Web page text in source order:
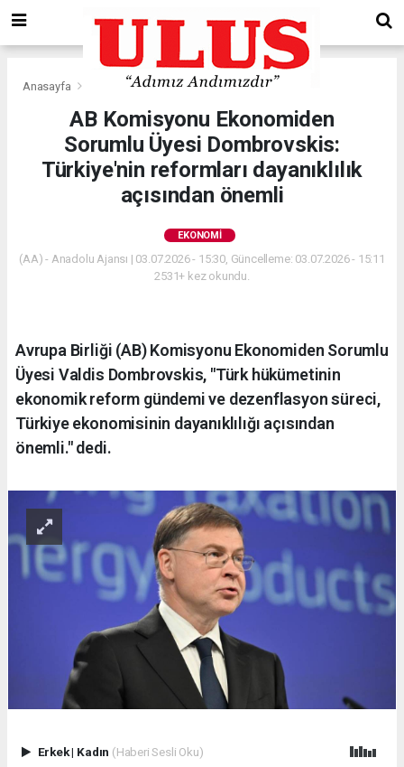
Anasayfa Ekonomi
AB Komisyonu Ekonomiden
Sorumlu Üyesi Dombrovskis:
Türkiye'nin reformları dayanıklılık
açısından önemli
EKONOMI
(AA) - Anadolu Ajansı | 03.07.2026 - 15:30, Güncelleme: 03.07.2026 - 15:11
2531+ kez okundu.
Avrupa Birliği (AB) Komisyonu Ekonomiden Sorumlu
Üyesi Valdis Dombrovskis, "Türk hükümetinin
ekonomik reform gündemi ve dezenflasyon süreci,
Türkiye ekonomisinin dayanıklılığı açısından
önemli." dedi.
Erkek| Kadın (Haberi Sesli Oku)